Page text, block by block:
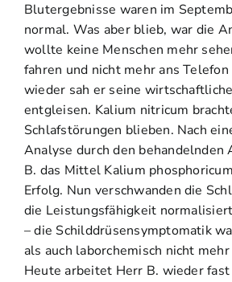
Blutergebnisse waren im
normal. Was aber blieb, war die
wollte keine Menschen mehr
fahren und nicht mehr ans
wieder sah er seine
entgleisen. Kalium nitricum
Schlafstörungen blieben. Nach
Analyse durch den
B. das Mittel Kalium
Erfolg. Nun verschwanden die
die Leistungsfähigkeit
– die Schilddrüsensymptomatik
als auch laborchemisch nicht
Heute arbeitet Herr B. wieder